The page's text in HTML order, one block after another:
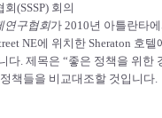
(SSSP) 회의
연구협회가 2010년 아틀란타
NE에 위치한 Sheraton 호
다. 제목은 “좋은 정책을 위한
책들을 비교대조할 것입니다.